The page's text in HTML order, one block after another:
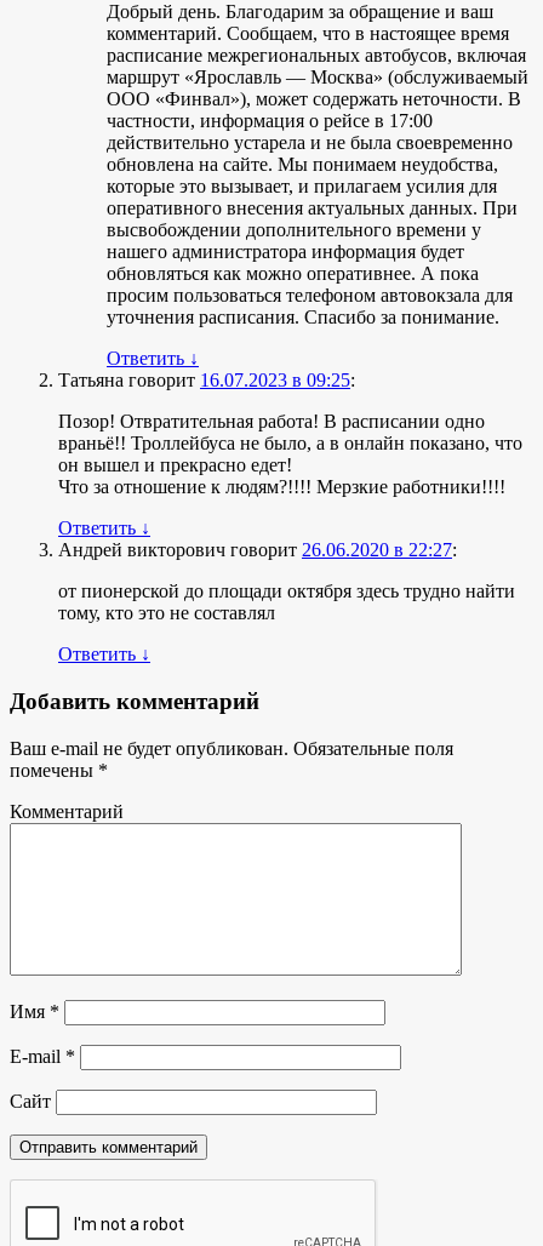
Добрый день. Благодарим за обращение и ваш
комментарий. Сообщаем, что в настоящее время
расписание межрегиональных автобусов, включая
маршрут «Ярославль — Москва» (обслуживаемый
ООО «Финвал»), может содержать неточности. В
частности, информация о рейсе в 17:00
действительно устарела и не была своевременно
обновлена на сайте. Мы понимаем неудобства,
которые это вызывает, и прилагаем усилия для
оперативного внесения актуальных данных. При
высвобождении дополнительного времени у
нашего администратора информация будет
обновляться как можно оперативнее. А пока
просим пользоваться телефоном автовокзала для
уточнения расписания. Спасибо за понимание.
Ответить ↓
Татьяна говорит 16.07.2023 в 09:25:
Позор! Отвратительная работа! В расписании одно
враньё!! Троллейбуса не было, а в онлайн показано, что
он вышел и прекрасно едет!
Что за отношение к людям?!!!! Мерзкие работники!!!!
Ответить ↓
Андрей викторович говорит 26.06.2020 в 22:27:
от пионерской до площади октября здесь трудно найти
тому, кто это не составлял
Ответить ↓
Добавить комментарий
Ваш e-mail не будет опубликован. Обязательные поля
помечены *
Комментарий
Имя *
E-mail *
Сайт